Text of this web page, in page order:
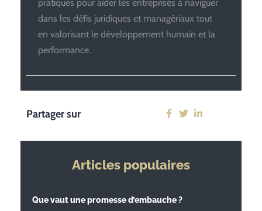
pratiques pour aider les entreprises à naviguer
dans les défis juridiques et managériaux tout
en valorisant le développement humain et la
performance.
Partager sur
Articles populaires
Que vaut une promesse d’embauche ?